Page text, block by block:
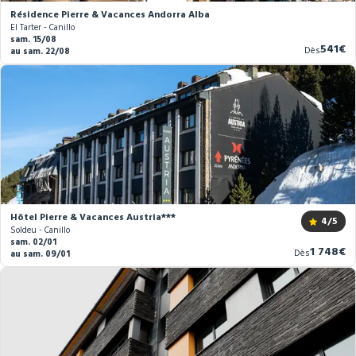
Résidence Pierre & Vacances Andorra Alba
El Tarter - Canillo
sam. 15/08
au sam. 22/08
Dès
prix
541€
Hôtel Pierre & Vacances Austria***
Soldeu - Canillo
4/5
sam. 02/01
au sam. 09/01
DèsNouveau
prix
1 748€